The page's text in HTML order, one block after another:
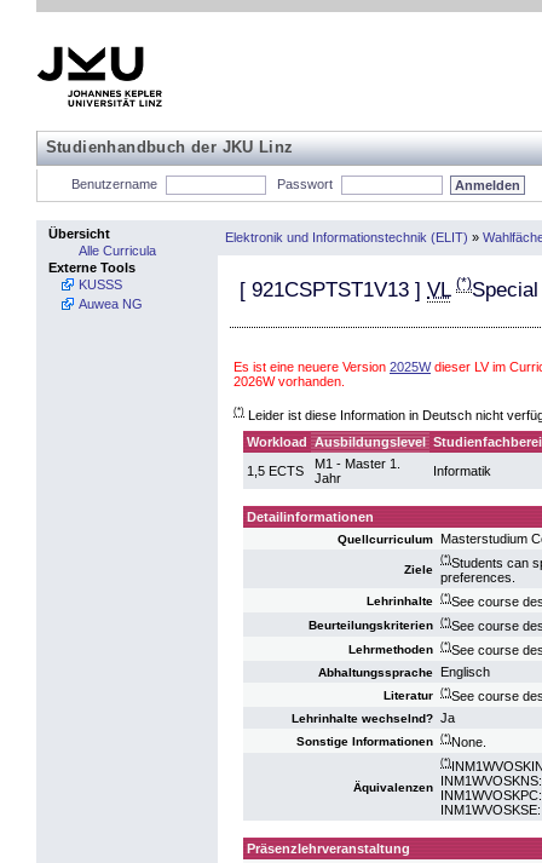
Studienhandbuch der JKU Linz
Benutzername Passwort
Übersicht
Alle Curricula
Externe Tools
KUSSS
Auwea NG
Elektronik und Informationstechnik (ELIT) »
[ 921CSPTST1V13 ] VL (*)
Es ist eine neuere Version 2025Wdieser LV im
2026W vorhanden.
(*) Leider ist diese Information in Deutsch nicht
Workload Ausbildungslevel
1,5 ECTS
M1 - Master 1.
Jahr
Informatik
Detailinformationen
Quellcurriculum Masterstudium
Ziele
(*)Students can
preferences.
Lehrinhalte (*)See course
Beurteilungskriterien (*)See course
Lehrmethoden (*)See course
Abhaltungssprache Englisch
Literatur (*)See course
Lehrinhalte wechselnd? Ja
Sonstige Informationen (*)None.
Äquivalenzen
(*)
Präsenzlehrveranstaltung